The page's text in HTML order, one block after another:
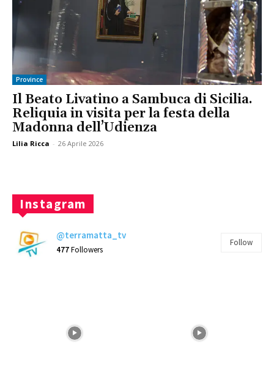
Province
Il Beato Livatino a Sambuca di Sicilia.
Reliquia in visita per la festa della
Madonna dell’Udienza
Lilia Ricca - 26 Aprile 2026
Instagram
@terramatta_tv
477Followers
Follow